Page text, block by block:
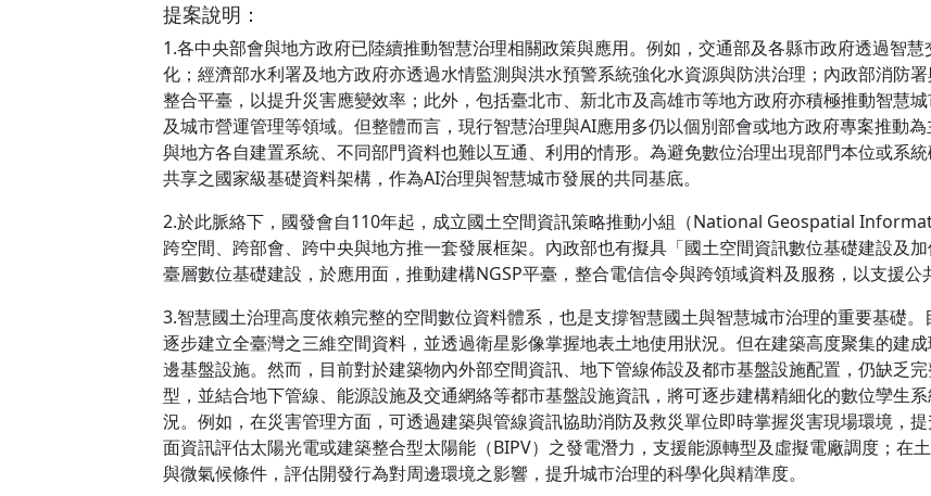
提案說明：
1.各中央部會與地方政府已陸續推動智慧治理相關政策與應用。例如，交通部及各縣市政府透過智
化；經濟部水利署及地方政府亦透過水情監測與洪水預警系統強化水資源與防洪治理；內政部消防
整合平臺，以提升災害應變效率；此外，包括臺北市、新北市及高雄市等地方政府亦積極推動智慧
及城市營運管理等領域。但整體而言，現行智慧治理與AI應用多仍以個別部會或地方政府專案推動
與地方各自建置系統、不同部門資料也難以互通、利用的情形。為避免數位治理出現部門本位或系
共享之國家級基礎資料架構，作為AI治理與智慧城市發展的共同基底。
2.於此脈絡下，國發會自110年起，成立國土空間資訊策略推動小組（National Geospatial
跨空間、跨部會、跨中央與地方推一套發展框架。內政部也有擬具「國土空間資訊數位基礎建設及
臺層數位基礎建設，於應用面，推動建構NGSP平臺，整合電信信令與跨領域資料及服務，以支援公
3.智慧國土治理高度依賴完整的空間數位資料體系，也是支撐智慧國土與智慧城市治理的重要基礎
逐步建立全臺灣之三維空間資料，並透過衛星影像掌握地表土地使用狀況。但在建築高度聚集的建
邊基盤設施。然而，目前對於建築物內外部空間資訊、地下管線佈設及都市基盤設施配置，仍缺乏
型，並結合地下管線、能源設施及交通網絡等都市基盤設施資訊，將可逐步建構精細化的數位孿生
況。例如，在災害管理方面，可透過建築與管線資訊協助消防及救災單位即時掌握災害現場環境，
面資訊評估太陽光電或建築整合型太陽能（BIPV）之發電潛力，支援能源轉型及虛擬電廠調度；在
與微氣候條件，評估開發行為對周邊環境之影響，提升城市治理的科學化與精準度。